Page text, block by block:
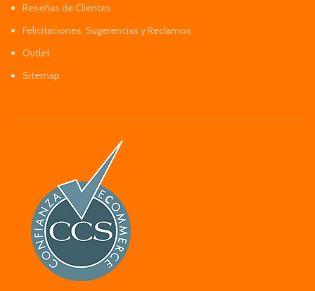
Reseñas de Clientes
Felicitaciones, Sugerencias y Reclamos
Outlet
Sitemap